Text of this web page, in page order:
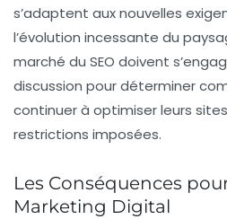
s’adaptent aux nouvelles
l’évolution incessante du
marché du SEO doivent
discussion pour déterminer
continuer à optimiser leurs
restrictions imposées.
Les Conséquences
Marketing Digital